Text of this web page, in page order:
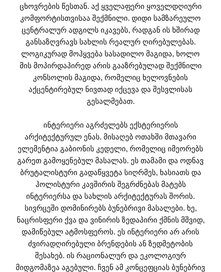
ცხოვრების წესთან. აქ ყველაფერი ყოველდღიური
კომფორტისთვისაა შექმნილი. დიდი სამზარეულო
ცენტრალურ ადგილს იკავებს, რადგან ის ხშირად
განსაზღვრავს სახლის რეალურ ღირებულებას.
ლოგიკურად მოჰყვება სასადილო მაგიდა, ხოლო
მის მოპირდაპირედ არის გააზრებულად შექმნილი
კონსოლის მაგიდა, რომელიც ხელოვნების
აქცენტირებულ ნივთად იქცევა და შესვლისას
გესალმებათ.
ინტერიერი აგრძელებს ექსტერიერის
არქიტექტურულ ენას. მისაღებ ოთახში მთავარი
ელემენტია გაბიონის კედელი, რომელიც იმეორებს
გარეთ გამოყენებულ მასალას. ეს თამამი და ოდნავ
ბრუტალისტური გადაწყვეტა სიღრმეს, ხასიათს და
ჰოლისტური კავშირის შეგრძნებას მატებს
ინტერიერსა და სახლის არქიტექტურას შორის.
სივრცეში დომინირებს ბუნებრივი მასალები. ხე,
ნაცრისფერი ქვა და ვინირის ზედაპირი ქმნის მშვიდ,
დამიწებულ ატმოსფეროს. ეს ინტერიერი არ არის
ძვირადღირებული ბრენდების ან ზედმეტობის
შესახებ. ის რაციონალურ და ეკოლოგიურ
მიდგომაზეა აგებული. ჩვენ ამ კონცეფციას ბუნებრივ